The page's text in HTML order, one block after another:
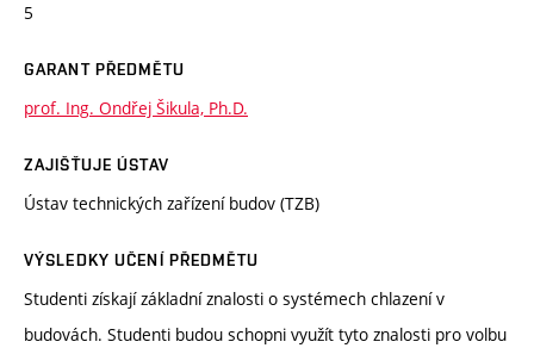
5
GARANT PŘEDMĚTU
prof. Ing. Ondřej Šikula, Ph.D.
ZAJIŠŤUJE ÚSTAV
Ústav technických zařízení budov (TZB)
VÝSLEDKY UČENÍ PŘEDMĚTU
Studenti získají základní znalosti o systémech chlazení v
budovách. Studenti budou schopni využít tyto znalosti pro volbu